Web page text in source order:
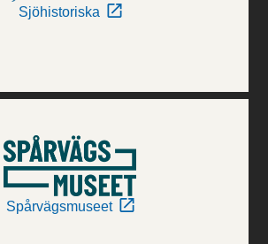
Sjöhistoriska
Spårvägsmuseet